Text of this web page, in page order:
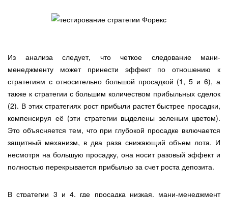
Из анализа следует, что четкое следование мани-
менеджменту может принести эффект по отношению к
стратегиям с относительно большой просадкой (1, 5 и 6), а
также к стратегии с большим количеством прибыльных сделок
(2). В этих стратегиях рост прибыли растет быстрее просадки,
компенсируя её (эти стратегии выделены зеленым цветом).
Это объясняется тем, что при глубокой просадке включается
защитный механизм, в два раза снижающий объем лота. И
несмотря на большую просадку, она носит разовый эффект и
полностью перекрывается прибылью за счет роста депозита.
В стратегии 3 и 4, где просадка низкая, мани-менеджмент